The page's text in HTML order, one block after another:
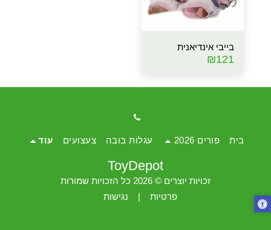
בייבי אינדיאנית
₪121
ToyDepot
זכויות יוצרים © 2026 כל הזכויות שמורות
פרטיות
נגישות
בית פורים 2026 עגלות בובה צעצועים עוד